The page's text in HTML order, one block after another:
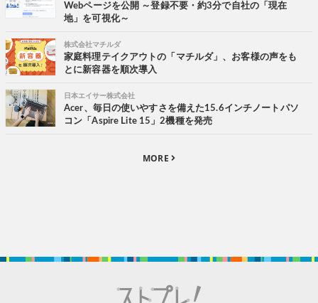
Webページを公開 ～登録不要・約3分で自社の「現在
地」を可視化～
株式会社マチルダ
家庭料理テイクアウトの「マチルダ」、お客様の声をも
とに新容器を順次導入
日本エイサー株式会社
Acer、毎日の使いやすさを備えた15.6インチノートパソ
コン「Aspire Lite 15」2機種を発売
MORE